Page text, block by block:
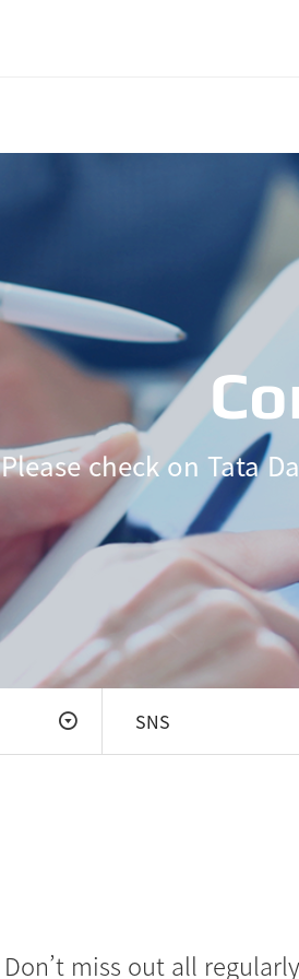
Please check on Tata
SNS
Don’t miss out all